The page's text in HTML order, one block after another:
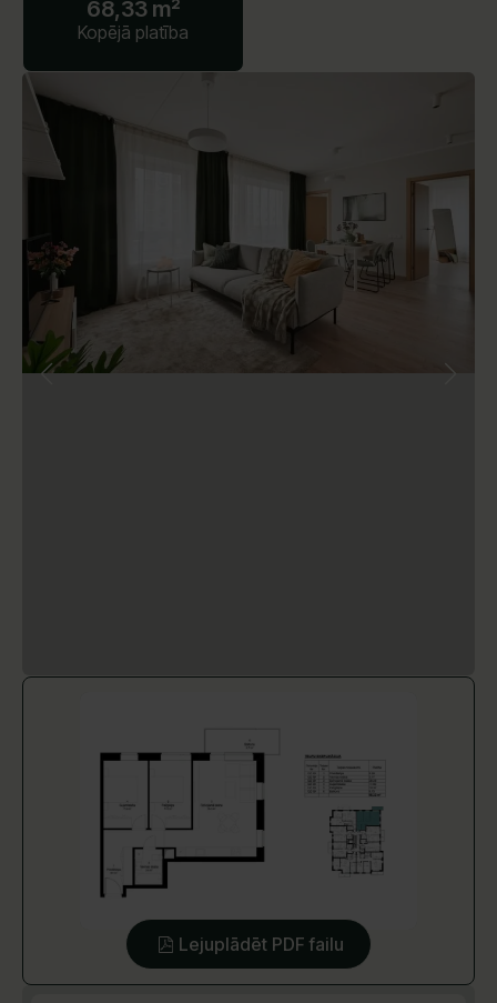
68,33 m²
Kopējā platība
Lejuplādēt PDF failu